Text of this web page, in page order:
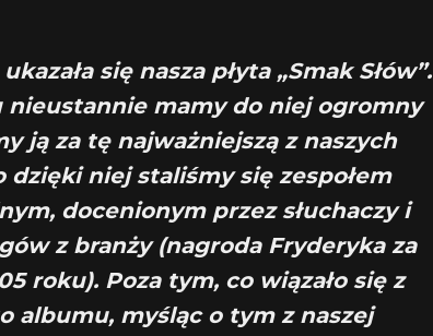
się nasza płyta „Smak Słów”.
nieustannie mamy do niej ogromny
ją za tę najważniejszą z naszych
dzięki niej staliśmy się zespołem
docenionym przez słuchaczy i
z branży (nagroda Fryderyka za
roku). Poza tym, co wiązało się z
albumu, myśląc o tym z naszej